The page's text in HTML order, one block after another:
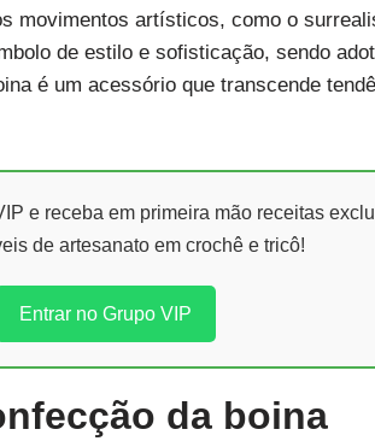
movimentos artísticos, como o
de estilo e sofisticação, sendo
é um acessório que transcende
e receba em primeira mão receitas
de artesanato em crochê e tricô!
Entrar no Grupo VIP
da boina